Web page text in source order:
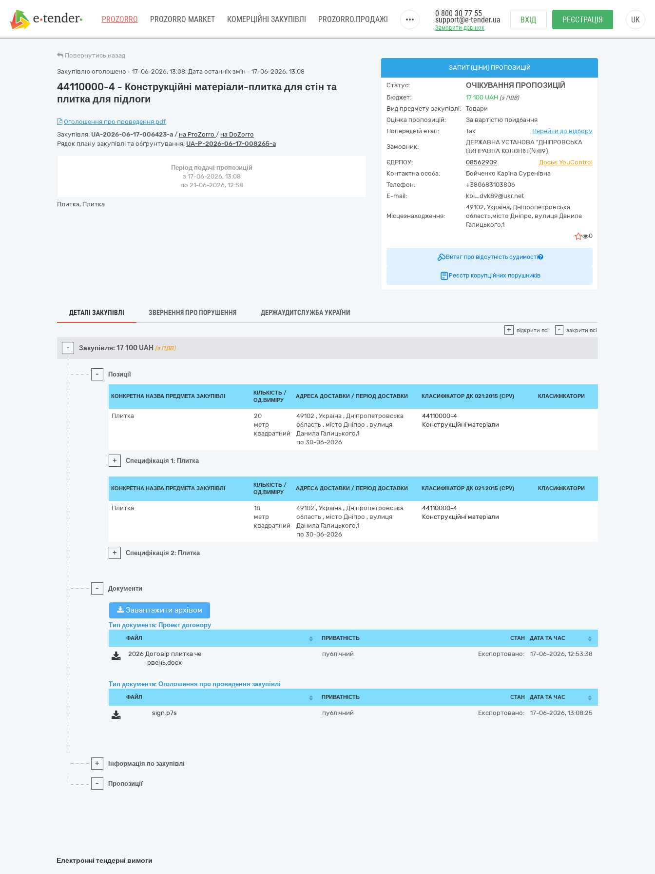
PROZORRO PROZORRO MARKET КОМЕРЦІЙНІ ЗАКУПІВЛІ PROZORRO.ПРОДАЖІ
Замовити дзвінок
0 800 30 77 55
support@e-tender.ua ВХІД РЕЄСТРАЦІЯ UK
Повернутись назад
Закупівлю оголошено - 17-06-2026, 13:08. Дата останніх змін - 17-06-2026, 13:08
44110000-4 - Конструкційні матеріали-плитка для стін та
плитка для підлоги
Оголошення про проведення.pdf
Закупівля: UA-2026-06-17-006423-a / на ProZorro / на DoZorro
Рядок плану закупівлі та обґрунтування: UA-P-2026-06-17-008265-a
Період подачі пропозицій
з 17-06-2026, 13:08
по 21-06-2026, 12:58
Плитка, Плитка
ЗАПИТ (ЦІНИ) ПРОПОЗИЦІЙ
Статус: ОЧІКУВАННЯ ПРОПОЗИЦІЙ
Бюджет: 17 100 UAH (з ПДВ)
Вид предмету закупівлі:
Товари
Оцінка пропозицій:
За вартістю придбання
Попередній етап:
Так Перейти до відбору
Замовник:
ДЕРЖАВНА УСТАНОВА "ДНІПРОВСЬКА
ВИПРАВНА КОЛОНІЯ (№89)
ЄДРПОУ:
08562909
Досьє YouControl
Контактна особа:
Бойченко Каріна Суренівна
Телефон:
+380683103806
E-mail:
kbi_dvk89@ukr.net
Місцезнаходження:
49102, Україна, Дніпропетровська
область,місто Дніпро, вулиця Данила
Галицького,1
0
Витяг про відсутність судимості
Реєстр корупційних порушників
ДЕТАЛІ ЗАКУПІВЛІ ЗВЕРНЕННЯ ПРО ПОРУШЕННЯ ДЕРЖАУДИТСЛУЖБА УКРАЇНИ
+ відкрити всі - закрити всі
- Закупівля: 17 100 UAH (з ПДВ)
- Позиції
КОНКРЕТНА НАЗВА ПРЕДМЕТА ЗАКУПІВЛІ
КІЛЬКІСТЬ /
ОД.ВИМІРУ
АДРЕСА ДОСТАВКИ / ПЕРІОД ДОСТАВКИ КЛАСИФІКАТОР ДК 021:2015 (CPV) КЛАСИФІКАТОРИ
Плитка
20
метр
квадратний
49102 , Україна , Дніпропетровська
область , місто Дніпро , вулиця
Данила Галицького,1
по 30-06-2026
44110000-4
Конструкційні матеріали
+ Специфікація 1: Плитка
КОНКРЕТНА НАЗВА ПРЕДМЕТА ЗАКУПІВЛІ
КІЛЬКІСТЬ /
ОД.ВИМІРУ
АДРЕСА ДОСТАВКИ / ПЕРІОД ДОСТАВКИ КЛАСИФІКАТОР ДК 021:2015 (CPV) КЛАСИФІКАТОРИ
Плитка
18
метр
квадратний
49102 , Україна , Дніпропетровська
область , місто Дніпро , вулиця
Данила Галицького,1
по 30-06-2026
44110000-4
Конструкційні матеріали
+ Специфікація 2: Плитка
- Документи
Завантажити архівом
Тип документа: Проект договору
ФАЙЛ ПРИВАТНІСТЬ СТАН ДАТА ТА ЧАС
2026 Договір плитка че
рвень.docx
публічний Експортовано: 17-06-2026, 12:53:38
Тип документа: Оголошення про проведення закупівлі
ФАЙЛ ПРИВАТНІСТЬ СТАН ДАТА ТА ЧАС
sign.p7s публічний Експортовано: 17-06-2026, 13:08:25
+ Інформація по закупівлі
- Пропозиції
Електронні тендерні вимоги